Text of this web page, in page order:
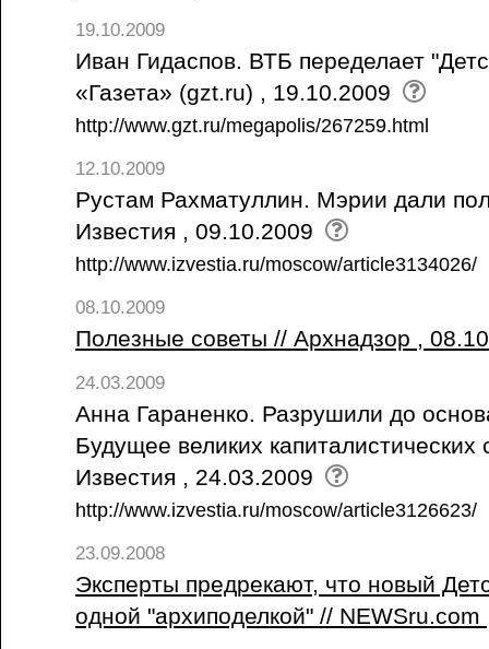
19.10.2009
Иван Гидаспов. ВТБ переделает
«Газета» (gzt.ru) , 19.10.2009
http://www.gzt.ru/megapolis/267259.html
12.10.2009
Рустам Рахматуллин. Мэрии дали
Известия , 09.10.2009
http://www.izvestia.ru/moscow/article3134026/
08.10.2009
Полезные советы // Архнадзор ,
24.03.2009
Анна Гараненко. Разрушили до
Будущее великих капиталистических
Известия , 24.03.2009
http://www.izvestia.ru/moscow/article3126623/
23.09.2008
Эксперты предрекают, что новый
одной "архиподелкой" //